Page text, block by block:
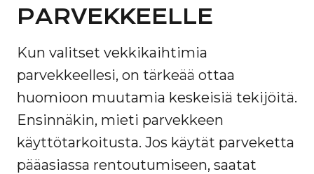
PARVEKKEELLE
Kun valitset vekkikaihtimia
parvekkeellesi, on tärkeää ottaa
huomioon muutamia keskeisiä tekijöitä.
Ensinnäkin, mieti parvekkeen
käyttötarkoitusta. Jos käytät parveketta
pääasiassa rentoutumiseen, saatat